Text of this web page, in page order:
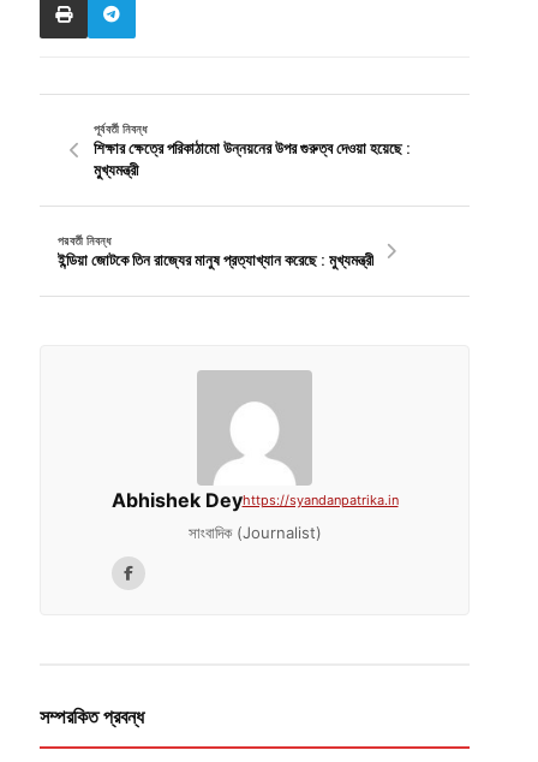
পূর্ববর্তী নিবন্ধ
শিক্ষার ক্ষেত্রে পরিকাঠামো উন্নয়নের উপর গুরুত্ব দেওয়া হয়েছে :
মু্খ্যমন্ত্রী
পরবর্তী নিবন্ধ
ইন্ডিয়া জোটকে তিন রাজ্যের মানুষ প্রত্যাখ্যান করেছে : মুখ্যমন্ত্রী
Abhishek Deyhttps://syandanpatrika.in
সাংবাদিক (Journalist)
সম্পরকিত প্রবন্ধ